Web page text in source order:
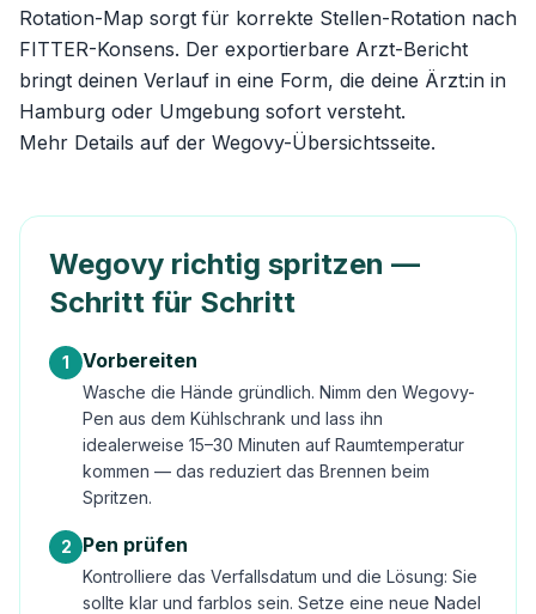
Rotation-Map sorgt für korrekte Stellen-Rotation nach
FITTER-Konsens. Der exportierbare Arzt-Bericht
bringt deinen Verlauf in eine Form, die deine Ärzt:in in
Hamburg oder Umgebung sofort versteht.
Mehr Details auf der Wegovy-Übersichtsseite.
Wegovy richtig spritzen —
Schritt für Schritt
1 Vorbereiten
Wasche die Hände gründlich. Nimm den Wegovy-
Pen aus dem Kühlschrank und lass ihn
idealerweise 15–30 Minuten auf Raumtemperatur
kommen — das reduziert das Brennen beim
Spritzen.
2 Pen prüfen
Kontrolliere das Verfallsdatum und die Lösung: Sie
sollte klar und farblos sein. Setze eine neue Nadel